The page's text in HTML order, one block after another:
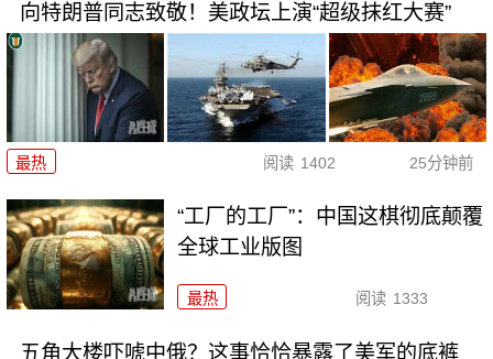
向特朗普同志致敬！美政坛上演“超级抹红大赛”
最热 阅读 1402 25分钟前
“工厂的工厂”：中国这棋彻底颠覆
全球工业版图
最热 阅读 1333
五角大楼吓唬中俄？这事恰恰暴露了美军的底裤